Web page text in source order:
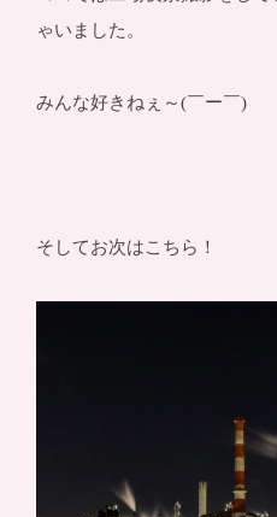
ゃいました。
みんな好きねぇ～(￣ー￣)
そしてお次はこちら！